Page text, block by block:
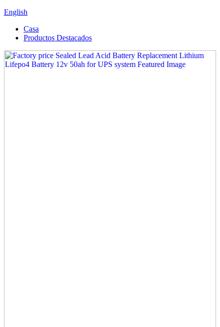
English
Casa
Productos Destacados